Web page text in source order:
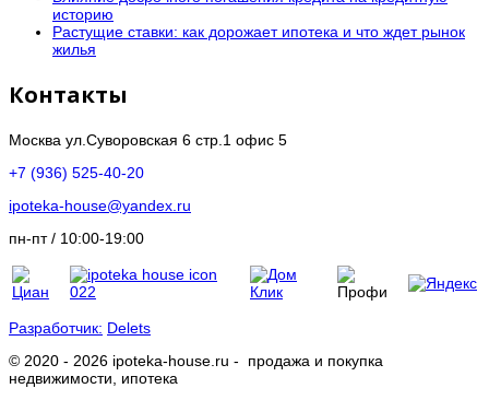
историю
Растущие ставки: как дорожает ипотека и что ждет рынок
жилья
Контакты
Москва ул.Суворовская 6 стр.1 офис 5
+7 (936) 525-40-20
ipoteka-house@yandex.ru
пн-пт / 10:00-19:00
Разработчик: Delets
© 2020 - 2026 ipoteka-house.ru - продажа и покупка
недвижимости, ипотека